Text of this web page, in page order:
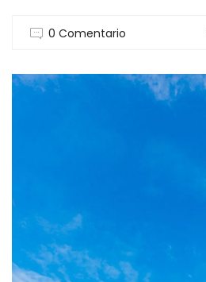
0 Comentario